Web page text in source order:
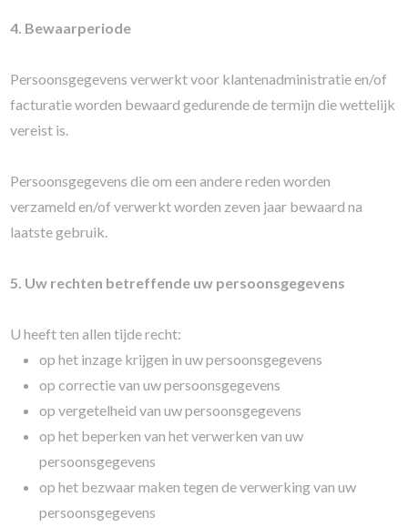
4. Bewaarperiode
Persoonsgegevens verwerkt voor klantenadministratie en/of
facturatie worden bewaard gedurende de termijn die wettelijk
vereist is.
Persoonsgegevens die om een andere reden worden
verzameld en/of verwerkt worden zeven jaar bewaard na
laatste gebruik.
5. Uw rechten betreffende uw persoonsgegevens
U heeft ten allen tijde recht:
op het inzage krijgen in uw persoonsgegevens
op correctie van uw persoonsgegevens
op vergetelheid van uw persoonsgegevens
op het beperken van het verwerken van uw
persoonsgegevens
op het bezwaar maken tegen de verwerking van uw
persoonsgegevens